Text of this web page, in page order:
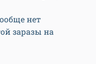
нет
заразы на